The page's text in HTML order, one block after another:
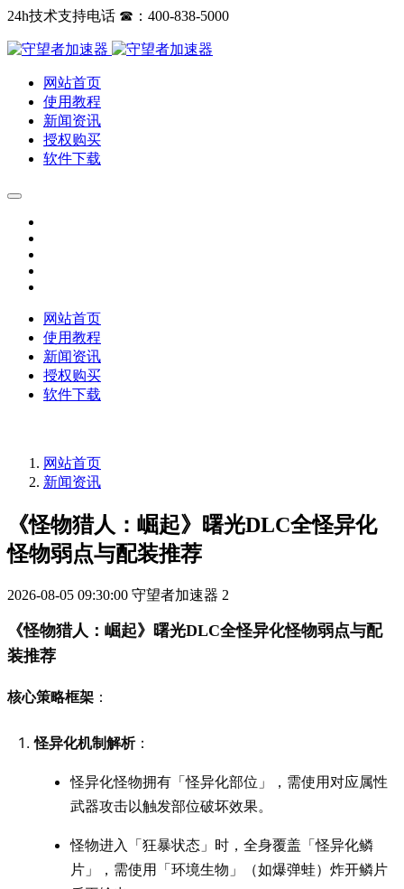
24h技术支持电话 ☎：400-838-5000
网站首页
使用教程
新闻资讯
授权购买
软件下载
网站首页
使用教程
新闻资讯
授权购买
软件下载
网站首页
新闻资讯
《怪物猎人：崛起》曙光DLC全怪异化
怪物弱点与配装推荐
2026-08-05 09:30:00 守望者加速器 2
《怪物猎人：崛起》曙光DLC全怪异化怪物弱点与配
装推荐
核心策略框架 ：
怪异化机制解析：
怪异化怪物拥有「怪异化部位」，需使用对应属性
武器攻击以触发部位破坏效果。
怪物进入「狂暴状态」时，全身覆盖「怪异化鳞
片」，需使用「环境生物」（如爆弹蛙）炸开鳞片